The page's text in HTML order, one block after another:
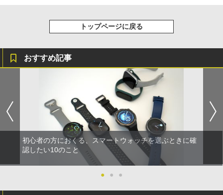
トップページに戻る
おすすめ記事
初心者の方におくる、スマートウォッチを選ぶときに確
認したい10のこと
● ● ●